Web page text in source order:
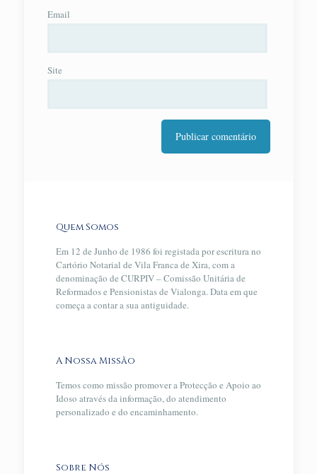
Email
Site
Quem Somos
Em 12 de Junho de 1986 foi registada por escritura no
Cartório Notarial de Vila Franca de Xira, com a
denominação de CURPIV – Comissão Unitária de
Reformados e Pensionistas de Vialonga. Data em que
começa a contar a sua antiguidade.
A Nossa Missão
Temos como missão promover a Protecção e Apoio ao
Idoso através da informação, do atendimento
personalizado e do encaminhamento.
Sobre Nós